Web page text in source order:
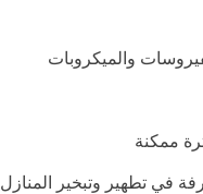
والميكروبات
ممكنة
في تطهير وتبخير المنازل